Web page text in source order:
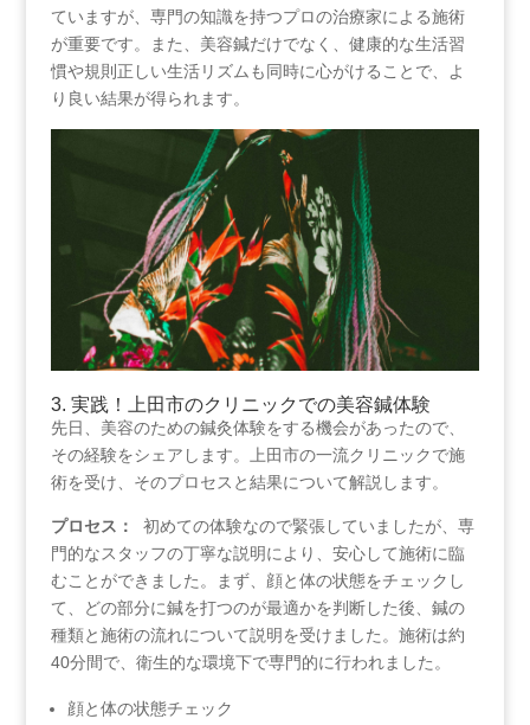
ていますが、専門の知識を持つプロの治療家による施術
が重要です。また、美容鍼だけでなく、健康的な生活習
慣や規則正しい生活リズムも同時に心がけることで、よ
り良い結果が得られます。
3.​ 実践！上田市のクリニックでの美容鍼体験
先日、美容のための鍼灸体験をする機会があったので、
その経験をシェアします。上田市の一流クリニックで施
術を受け、そのプロセスと結果について解説します。
プロセス：
​ 初めての体験なので緊張していましたが、専
門的なスタッフの丁寧な説明により、安心して施術に臨
むことができました。まず、顔と体の状態をチェックし
て、どの部分に鍼を打つのが最適かを判断した後、鍼の
種類と施術の流れについて説明を受けました。施術は約
40分間で、衛生的な環境下で専門的に行われました。
顔と体の状態チェック